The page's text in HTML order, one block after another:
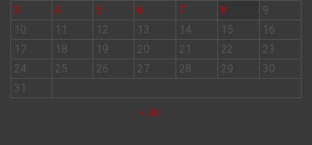
3
4 5 6 7 8
9
10
11 12 13 14 15
16
17
18 19 20 21 22
23
24
25 26 27 28 29
30
31
« Jul